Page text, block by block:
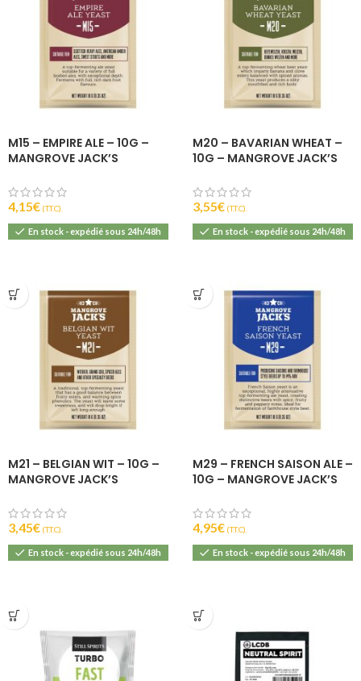
M15 – EMPIRE ALE – 10G –
MANGROVE JACK’S
4,15€ (T.T.C).
En stock - expédié sous 24h/48h
M20 – BAVARIAN WHEAT –
10G – MANGROVE JACK’S
3,55€ (T.T.C).
En stock - expédié sous 24h/48h
M21 – BELGIAN WIT – 10G –
MANGROVE JACK’S
3,45€ (T.T.C).
En stock - expédié sous 24h/48h
M29 – FRENCH SAISON ALE –
10G – MANGROVE JACK’S
4,95€ (T.T.C).
En stock - expédié sous 24h/48h